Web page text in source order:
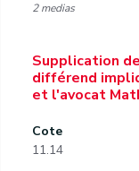
2 medias
Supplication
différend
et l'avocat
Cote
11.14